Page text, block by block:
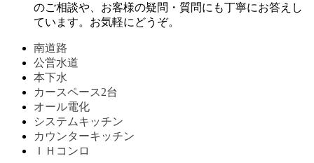
のご相談や、お客様の疑問・質問にも丁寧にお答えし
ています。お気軽にどうぞ。
南道路
公営水道
本下水
カースペース2台
オール電化
システムキッチン
カウンターキッチン
ＩＨコンロ